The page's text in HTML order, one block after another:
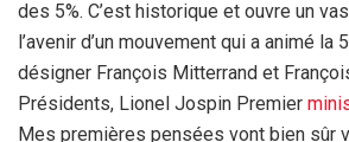
des 5%. C’est historique et ouvre un
l’avenir d’un mouvement qui a animé
désigner François Mitterrand et
Présidents, Lionel Jospin Premier
Mes premières pensées vont bien sûr